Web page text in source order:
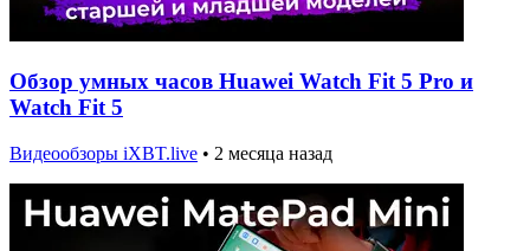
Обзор умных часов Huawei Watch Fit 5 Pro и
Watch Fit 5
Видеообзоры iXBT.live • 2 месяца назад